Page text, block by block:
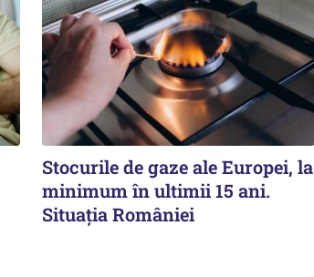
Stocurile de gaze ale Europei, la
minimum în ultimii 15 ani.
Situația României